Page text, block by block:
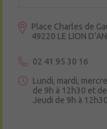
Place Charles de
49220 LE LION
02 41 95 30 16
Lundi, mardi,
de 9h à 12h30 et
Jeudi de 9h à